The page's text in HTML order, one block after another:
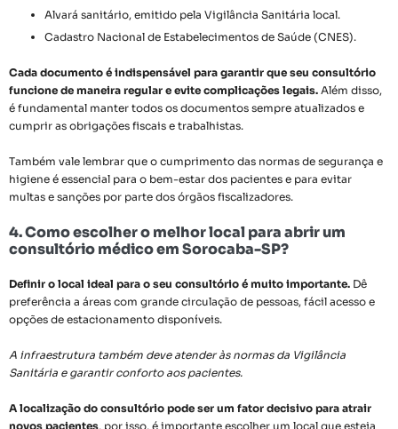
Alvará sanitário, emitido pela Vigilância Sanitária local.
Cadastro Nacional de Estabelecimentos de Saúde (CNES).
Cada documento é indispensável para garantir que seu consultório
funcione de maneira regular e evite complicações legais. Além disso,
é fundamental manter todos os documentos sempre atualizados e
cumprir as obrigações fiscais e trabalhistas.
Também vale lembrar que o cumprimento das normas de segurança e
higiene é essencial para o bem-estar dos pacientes e para evitar
multas e sanções por parte dos órgãos fiscalizadores.
4. Como escolher o melhor local para abrir um
consultório médico em Sorocaba-SP?
Definir o local ideal para o seu consultório é muito importante. Dê
preferência a áreas com grande circulação de pessoas, fácil acesso e
opções de estacionamento disponíveis.
A infraestrutura também deve atender às normas da Vigilância
Sanitária e garantir conforto aos pacientes.
A localização do consultório pode ser um fator decisivo para atrair
novos pacientes, por isso, é importante escolher um local que esteja